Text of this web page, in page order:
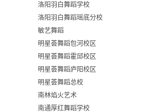
洛阳羽白舞蹈学校
洛阳羽白舞蹈瑶底分校
敏艺舞蹈
明星荟舞蹈包河校区
明星荟舞蹈霍邱校区
明星荟舞蹈庐阳校区
明星荟舞蹈总校
南林焰火艺术
南通厚红舞蹈学校